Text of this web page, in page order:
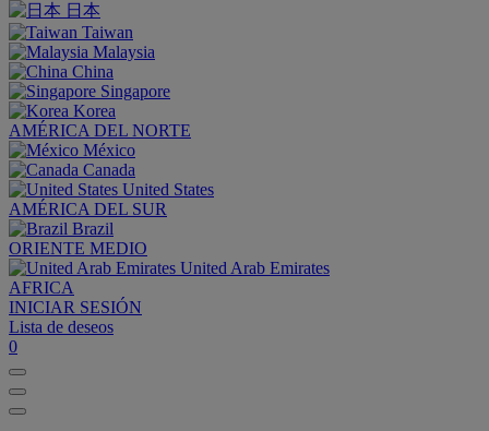
日本
Taiwan
Malaysia
China
Singapore
Korea
AMÉRICA DEL NORTE
México
Canada
United States
AMÉRICA DEL SUR
Brazil
ORIENTE MEDIO
United Arab Emirates
AFRICA
INICIAR SESIÓN
Lista de deseos
0